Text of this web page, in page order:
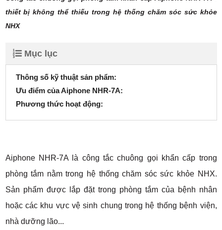
thiết bị không thể thiếu trong hệ thống chăm sóc sức khỏe
NHX
Mục lục
Thông số kỹ thuật sản phẩm:
Ưu điểm của Aiphone NHR-7A:
Phương thức hoạt động:
Aiphone NHR-7A là công tắc chuông gọi khẩn cấp trong
phòng tắm nằm trong hệ thống chăm sóc sức khỏe NHX.
Sản phẩm được lắp đặt trong phòng tắm của bệnh nhân
hoặc các khu vực vệ sinh chung trong hệ thống bệnh viện,
nhà dưỡng lão...